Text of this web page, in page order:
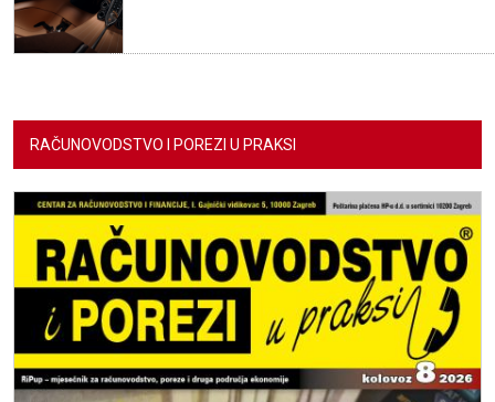
RAČUNOVODSTVO I POREZI U PRAKSI